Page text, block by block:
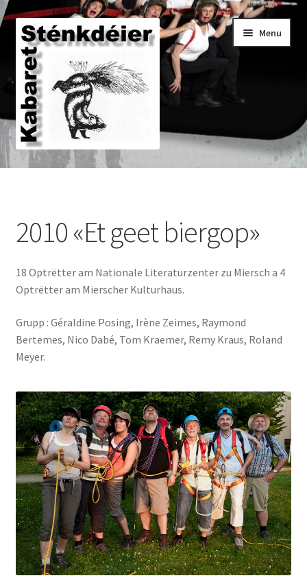
Skip
to
navigation
Skip
to
content
Menu
Den Archiv
Den Historique
De Kontakt
2010 «Et geet biergop»
18 Optrëtter am Nationale Literaturzenter zu Miersch a 4
Optrëtter am Mierscher Kulturhaus.
Grupp : Géraldine Posing, Irène Zeimes, Raymond
Bertemes, Nico Dabé, Tom Kraemer, Remy Kraus, Roland
Meyer.